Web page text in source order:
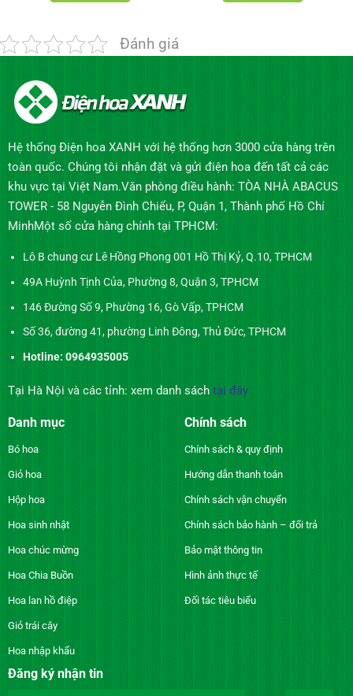
Đánh giá
Hệ thống Điện hoa XANH với hệ thống hơn 3000 cửa hàng trên
toàn quốc. Chúng tôi nhận đặt và gửi điện hoa đến tất cả các
khu vực tại Việt Nam.Văn phòng điều hành: TÒA NHÀ ABACUS
TOWER - 58 Nguyễn Đình Chiểu, P, Quận 1, Thành phố Hồ Chí
MinhMột số cửa hàng chính tại TPHCM:
Lô B chung cư Lê Hồng Phong 001 Hồ Thị Kỷ, Q.10, TPHCM
49A Huỳnh Tịnh Của, Phường 8, Quận 3, TPHCM
146 Đường Số 9, Phường 16, Gò Vấp, TPHCM
Số 36, đường 41, phường Linh Đông, Thủ Đức, TPHCM
Hotline: 0964935005
Tại Hà Nội và các tỉnh: xem danh sách tại đây
Danh mục
Bó hoa
Giỏ hoa
Hộp hoa
Hoa sinh nhật
Hoa chúc mừng
Hoa Chia Buồn
Hoa lan hồ điệp
Giỏ trái cây
Hoa nhập khẩu
Chính sách
Chính sách & quy định
Hướng dẫn thanh toán
Chính sách vận chuyển
Chính sách bảo hành – đổi trả
Bảo mật thông tin
Hình ảnh thực tế
Đối tác tiêu biểu
Đăng ký nhận tin